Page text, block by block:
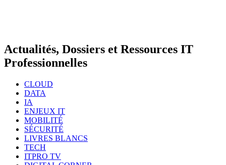
Actualités, Dossiers et Ressources IT
Professionnelles
CLOUD
DATA
IA
ENJEUX IT
MOBILITÉ
SÉCURITÉ
LIVRES BLANCS
TECH
ITPRO TV